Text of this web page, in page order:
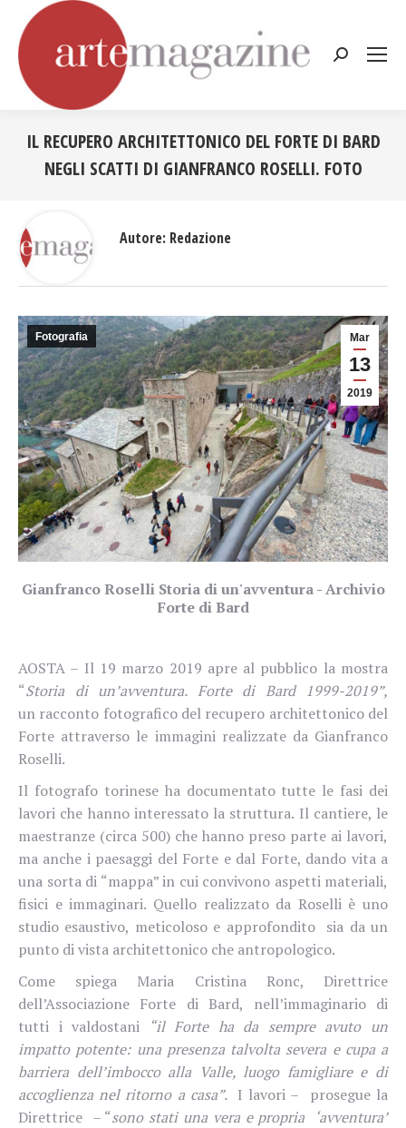
Cerca:
IL RECUPERO ARCHITETTONICO DEL FORTE DI BARD
NEGLI SCATTI DI GIANFRANCO ROSELLI. FOTO
Mar
13
2019
Fotografia
Gianfranco Roselli Storia di un'avventura - Archivio
Forte di Bard
AOSTA – Il 19 marzo 2019 apre al pubblico la mostra
“Storia di un’avventura. Forte di Bard 1999-2019”,
un racconto fotografico del recupero architettonico del
Forte attraverso le immagini realizzate da Gianfranco
Roselli.
Il fotografo torinese ha documentato tutte le fasi dei
lavori che hanno interessato la struttura. Il cantiere, le
maestranze (circa 500) che hanno preso parte ai lavori,
ma anche i paesaggi del Forte e dal Forte, dando vita a
una sorta di “mappa” in cui convivono aspetti materiali,
fisici e immaginari. Quello realizzato da Roselli è uno
studio esaustivo, meticoloso e approfondito sia da un
punto di vista architettonico che antropologico.
Come spiega Maria Cristina Ronc, Direttrice
dell’Associazione Forte di Bard, nell’immaginario di
tutti i valdostani “il Forte ha da sempre avuto un
impatto potente: una presenza talvolta severa e cupa a
barriera dell’imbocco alla Valle, luogo famigliare e di
accoglienza nel ritorno a casa”.
I lavori –
prosegue la
Direttrice – “sono stati una vera e propria
‘avventura’
Autore: Redazione